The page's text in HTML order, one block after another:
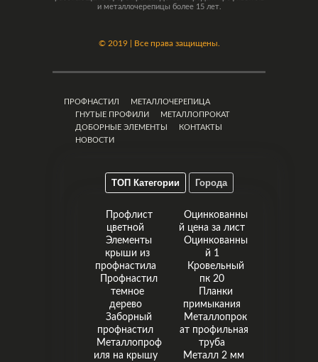
и металлочерепицы более 15 лет.
© 2019 | Все права защищены.
ПРОФНАСТИЛ
МЕТАЛЛОЧЕРЕПИЦА
ГНУТЫЕ ПРОФИЛИ
МЕТАЛЛОПРОКАТ
ДОБОРНЫЕ ЭЛЕМЕНТЫ
КОНТАКТЫ
НОВОСТИ
ТОП Категории Города
Профлист
цветной
Элементы
крыши из
профнастила
Профнастил
темное
дерево
Заборный
профнастил
Металлопроф
иля на крышу
Оцинкованны
й цена за лист
Оцинкованны
й 1
Кровельный
пк 20
Планки
примыкания
Металлопрок
ат профильная
труба
Металл 2 мм